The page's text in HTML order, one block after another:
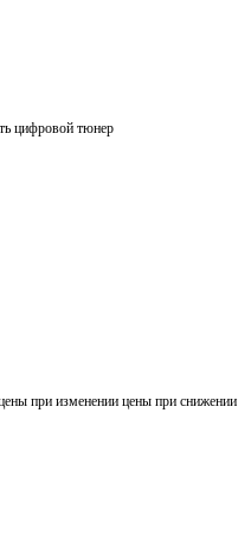
цифровой тюнер
при изменении цены при снижении